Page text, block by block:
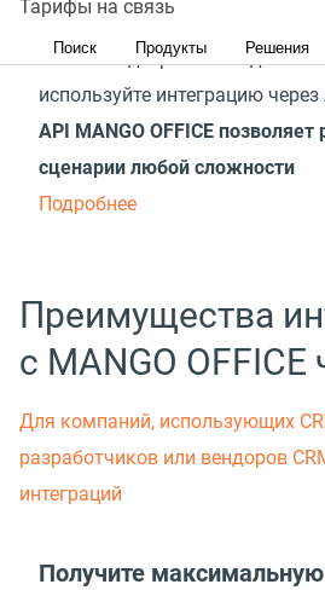
Тарифы на связь
Поиск Продукты Решения
нужно решение с высокой
тонкой подстройкой под ваши
используйте интеграцию через
API MANGO OFFICE позволяет
сценарии любой сложности
Подробнее
Преимущества
с MANGO OFFICE
Для компаний, использующих
разработчиков или вендоров
интеграций
Получите максимальную